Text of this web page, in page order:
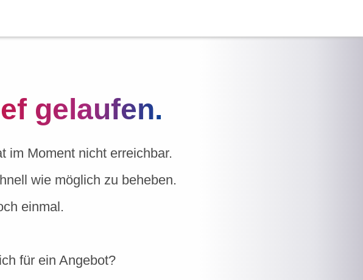
gelaufen.
im Moment nicht erreichbar.
wie möglich zu beheben.
einmal.
für ein Angebot?